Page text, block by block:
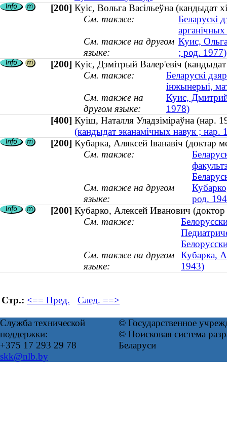
[200] Куіс, Вольга Васільеўна (кандыдат
См. также:
Беларускі
См. также на другом
языке:
Куис,
; род. 1977)
[200] Куіс, Дзмітрый Валер'евіч
См. также:
Беларускі
інжынерыі,
См. также на
другом языке:
Куис, Дмитрий
1978)
[400] Куіш, Наталля Уладзіміраўна (нар.
(кандыдат эканамічных навук ; нар.
[200] Кубарка, Аляксей Іванавіч (доктар
См. также:
См. также на другом
языке:
род.
[200] Кубарко, Алексей Иванович
См. также:
См. также на другом
языке:
Кубарка,
1943)
Стр.: <== Пред. След. ==>
Служба технической
поддержки:
+375 17 293 29 78
skk@nlb.by
© Государственное
© Поисковая система
Беларуси